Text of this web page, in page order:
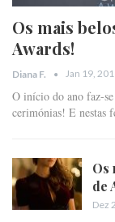
Os mais
Awards!
Diana F. Jan 19,
O início do ano faz-se
cerimónias! E nestas
Os
de
Dez